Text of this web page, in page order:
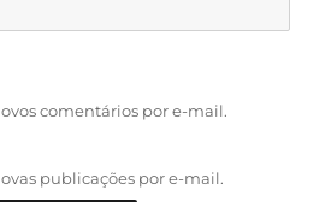
comentários por e-mail.
publicações por e-mail.